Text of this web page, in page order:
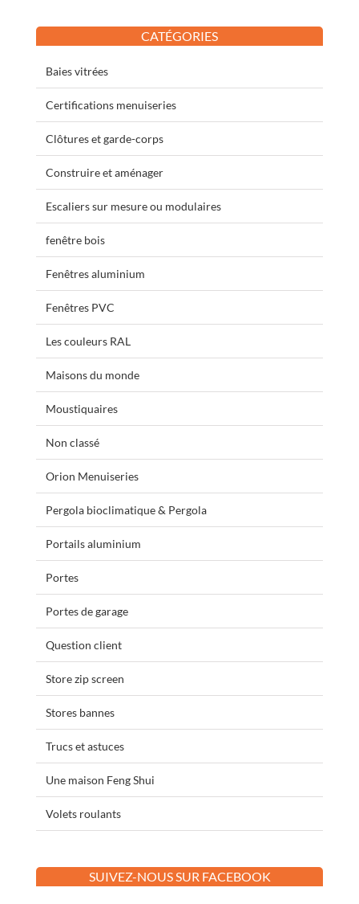
CATÉGORIES
Baies vitrées
Certifications menuiseries
Clôtures et garde-corps
Construire et aménager
Escaliers sur mesure ou modulaires
fenêtre bois
Fenêtres aluminium
Fenêtres PVC
Les couleurs RAL
Maisons du monde
Moustiquaires
Non classé
Orion Menuiseries
Pergola bioclimatique & Pergola
Portails aluminium
Portes
Portes de garage
Question client
Store zip screen
Stores bannes
Trucs et astuces
Une maison Feng Shui
Volets roulants
SUIVEZ-NOUS SUR FACEBOOK